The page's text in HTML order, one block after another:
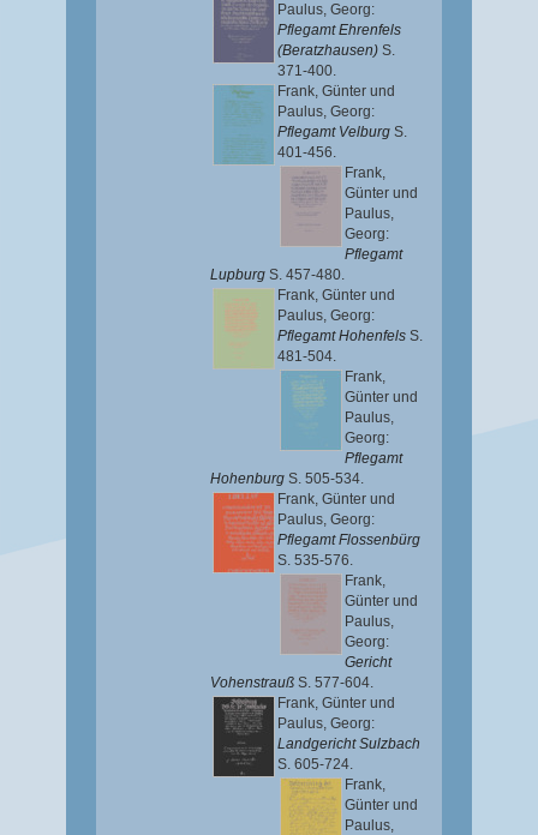
Paulus, Georg:
Pflegamt Ehrenfels
(Beratzhausen) S.
371-400.
Frank, Günter und
Paulus, Georg:
Pflegamt Velburg S.
401-456.
Frank,
Günter und
Paulus,
Georg:
Pflegamt
Lupburg S. 457-480.
Frank, Günter und
Paulus, Georg:
Pflegamt Hohenfels S.
481-504.
Frank,
Günter und
Paulus,
Georg:
Pflegamt
Hohenburg S. 505-534.
Frank, Günter und
Paulus, Georg:
Pflegamt Flossenbürg
S. 535-576.
Frank,
Günter und
Paulus,
Georg:
Gericht
Vohenstrauß S. 577-604.
Frank, Günter und
Paulus, Georg:
Landgericht Sulzbach
S. 605-724.
Frank,
Günter und
Paulus,